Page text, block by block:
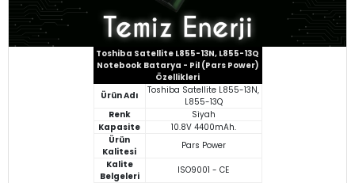
Toshiba Satellite L855-13N, L855-13Q
Notebook Batarya - Pil (Pars Power)
Özellikleri
Ürün Adı
Toshiba Satellite L855-13N,
L855-13Q
Renk
Siyah
Kapasite
10.8V 4400mAh.
Ürün
Kalitesi
Pars Power
Kalite
Belgeleri
ISO9001 - CE